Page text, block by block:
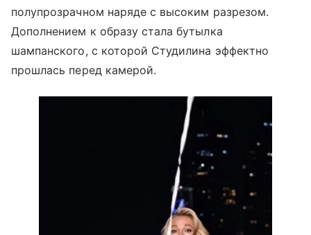
полупрозрачном наряде с высоким разрезом.
Дополнением к образу стала бутылка
шампанского, с которой Студилина эффектно
прошлась перед камерой.